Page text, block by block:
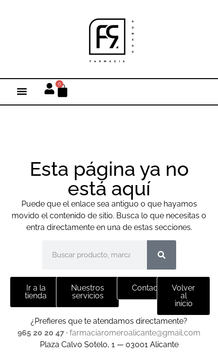
0
Esta página ya no
está aquí
Puede que el enlace sea antiguo o que hayamos
movido el contenido de sitio. Busca lo que necesitas o
entra directamente en una de estas secciones.
Ir a la
tienda
Nuestros
servicios
Contacto
Volver
al
inicio
¿Prefieres que te atendamos directamente?
965 20 20 47 · farmaciaromeroalicante@gmail.com
Plaza Calvo Sotelo, 1 — 03001 Alicante